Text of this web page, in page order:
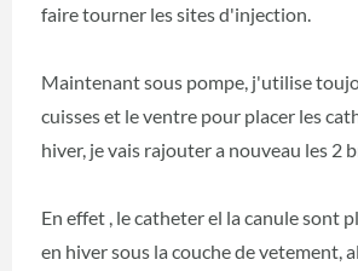
faire tourner les sites d'injection.
Maintenant sous pompe, j'utilise
cuisses et le ventre pour placer les
hiver, je vais rajouter a nouveau les 2
En effet , le catheter el la canule sont
en hiver sous la couche de vetement,